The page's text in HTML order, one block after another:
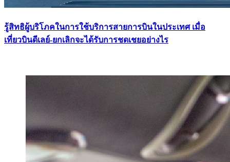
รู้สิทธิผู้บริโภคในการใช้บริการสายการบินในประเทศ เมื่อ
เที่ยวบินดีเลย์-ยกเลิกจะได้รับการชดเชยอย่างไร